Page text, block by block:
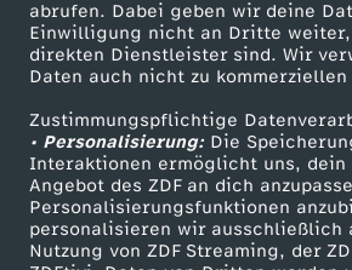
abrufen. Dabei geben wir deine
Einwilligung nicht an Dritte
direkten Dienstleister sind. Wir
Daten auch nicht zu kommerziellen
Zustimmungspflichtige
• Personalisierung:Die
Interaktionen ermöglicht uns, dein
Angebot des ZDF an dich
Personalisierungsfunktionen
personalisieren wir ausschließlich
Nutzung von ZDF Streaming, der
r
e
s
f
ZDF-Apps
Smart TV
ZDFtext
Livestreams
Sendungen A-Z
TV-Programm
Kontakt
Tickets
Hilfe